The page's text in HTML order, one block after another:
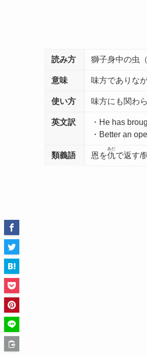
読み方 獅子身中の虫
意味 味方でありな
使い方 味方にも関わ
英文訳
・He has
・Better an
類義語 恩を仇
あだ
で返す/